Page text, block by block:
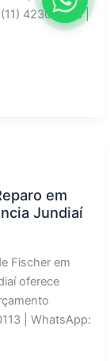
4230-0113 |
em
Jundiaí
Fischer em
oferece
| WhatsApp: